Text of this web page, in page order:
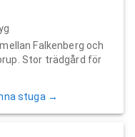
Falkenberg och
Stor trädgård för
stuga →